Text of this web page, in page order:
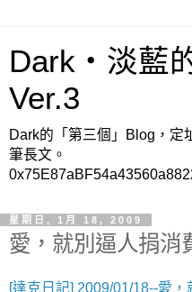
Dark‧淡藍
Ver.3
Dark的「第三個」Blog，定
筆長文。
星期日, 1月 18, 2009
愛，就別逼人捐消
[達克日記] 2009/01/18--愛